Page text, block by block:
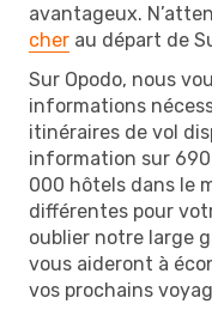
avantageux.
cher au départ de
Sur Opodo, nous
informations
itinéraires de vol
information sur 690
000 hôtels dans le
différentes pour
oublier notre large
vous aideront à
vos prochains